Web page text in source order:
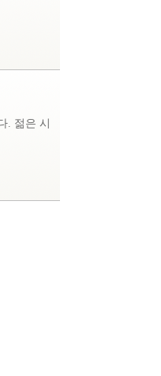
. 젊은 시